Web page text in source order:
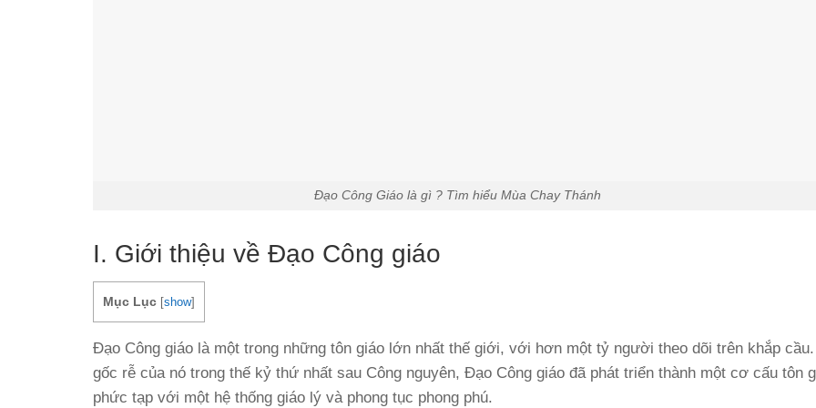
Đạo Công Giáo là gì ? Tìm hiểu Mùa Chay Thánh
I. Giới thiệu về Đạo Công giáo
Mục Lục [show]
Đạo Công giáo là một trong những tôn giáo lớn nhất thế giới, với hơn một tỷ người theo dõi trên khắp
gốc rễ của nó trong thế kỷ thứ nhất sau Công nguyên, Đạo Công giáo đã phát triển thành một cơ cấu tôn
phức tạp với một hệ thống giáo lý và phong tục phong phú.